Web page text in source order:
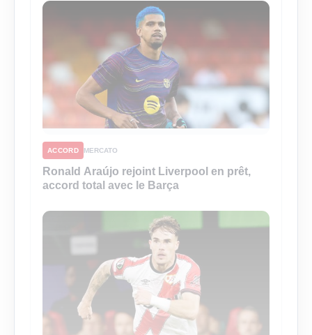
ACCORD MERCATO
Ronald Araújo rejoint Liverpool en prêt,
accord total avec le Barça